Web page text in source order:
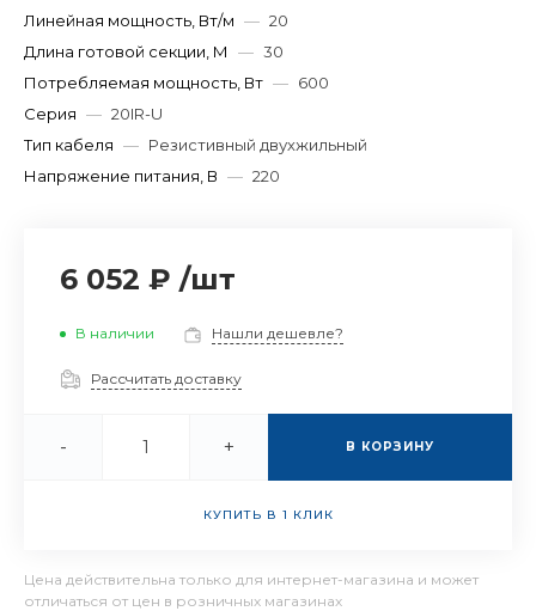
Линейная мощность, Вт/м — 20
Длина готовой секции, М
— 30
Потребляемая мощность, Вт — 600
Серия — 20IR-U
Тип кабеля — Резистивный двухжильный
Напряжение питания, В — 220
6 052 ₽ /шт
В наличии Нашли дешевле?
Рассчитать доставку
- + В КОРЗИНУ
КУПИТЬ В 1 КЛИК
Цена действительна только для интернет-магазина и может
отличаться от цен в розничных магазинах